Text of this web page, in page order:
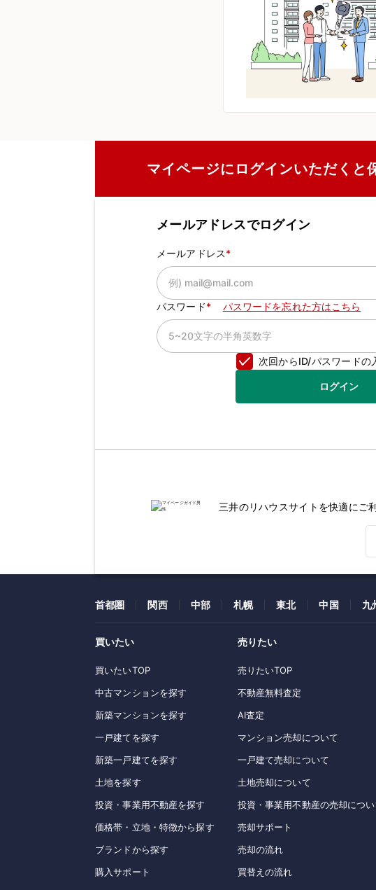
マイページにログインいただくと
メールアドレスでログイン
メールアドレス
パスワード パスワードを忘れた方はこちら
次回からID/パスワードの
ログイン
三井のリハウスサイトを快適にご
首都圏 関西 中部 札幌 東北 中国 九
買いたい
買いたいTOP
中古マンションを探す
新築マンションを探す
一戸建てを探す
新築一戸建てを探す
土地を探す
投資・事業用不動産を探す
価格帯・立地・特徴から探す
ブランドから探す
購入サポート
売りたい
売りたいTOP
不動産無料査定
AI査定
マンション売却について
一戸建て売却について
土地売却について
投資・事業用不動産の売却につ
売却サポート
売却の流れ
買替えの流れ